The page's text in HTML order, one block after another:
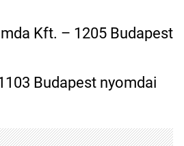
Kft. – 1205 Budapest
Budapest nyomdai